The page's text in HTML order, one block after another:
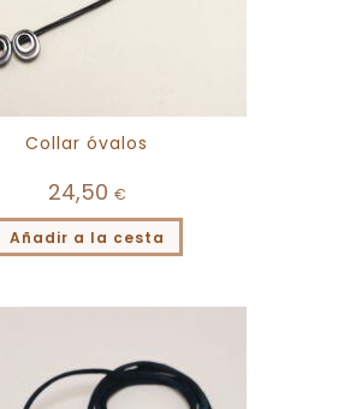
Collar óvalos
24,50 €
Añadir a la cesta